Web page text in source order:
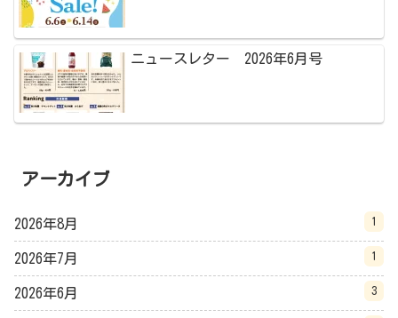
ニュースレター 2026年6月号
アーカイブ
2026年8月 1
2026年7月 1
2026年6月 3